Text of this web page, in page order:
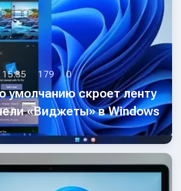
15:35 179 0
умолчанию скроет ленту
«Виджеты» в Windows